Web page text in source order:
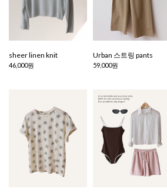
sheer linen knit
46,000원
Urban 스트링 pants
59,000원